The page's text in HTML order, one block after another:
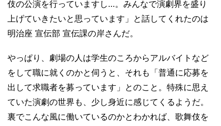
伎の公演を行っていますし…。みんなで演劇界を盛り
上げていきたいと思っています」と話してくれたのは
明治座 宣伝部 宣伝課の岸さんだ。
やっぱり、劇場の人は学生のころからアルバイトなど
をして職に就くのかと伺うと、それも「普通に応募を
出して求職者を募っています」とのこと。特殊に思え
ていた演劇の世界も、少し身近に感じてくるようだ。
裏でこんな風に働いているのかとわかれば、歌舞伎を